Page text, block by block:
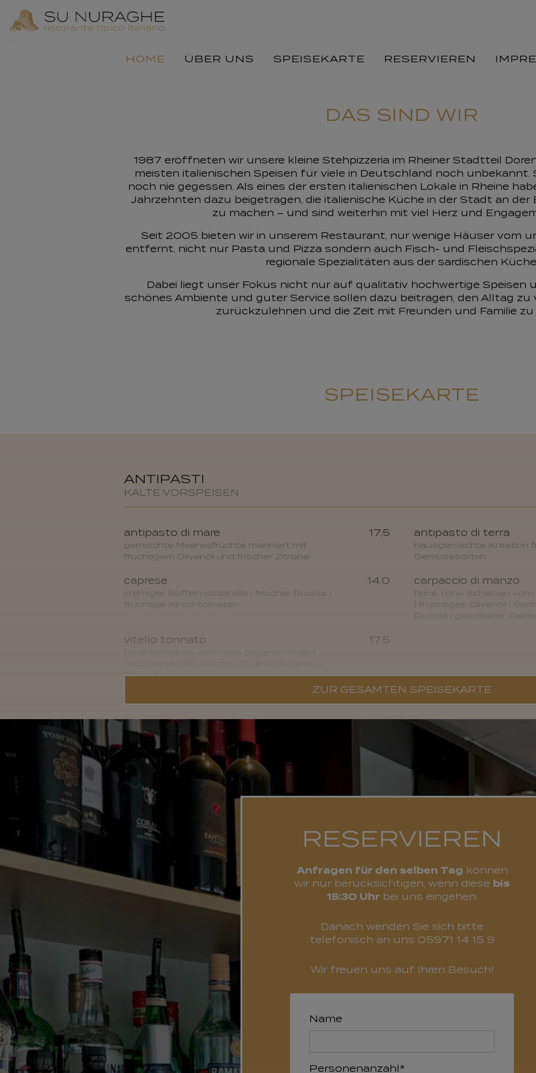
Navigation
HOME ÜBER UNS SPEISEKARTE RESERVIEREN
DAS SIND WIR
1987 eröffneten wir unsere kleine Stehpizzeria im Rheiner Stadtteil
meisten italienischen Speisen für viele in Deutschland noch unbekannt.
noch nie gegessen. Als eines der ersten italienischen Lokale in Rheine
Jahrzehnten dazu beigetragen, die italienische Küche in der Stadt an
zu machen – und sind weiterhin mit viel Herz und
Seit 2005 bieten wir in unserem Restaurant, nur wenige Häuser vom
entfernt, nicht nur Pasta und Pizza sondern auch Fisch- und
regionale Spezialitäten aus der sardischen
Dabei liegt unser Fokus nicht nur auf qualitativ hochwertige Speisen
schönes Ambiente und guter Service sollen dazu beitragen, den Alltag
zurückzulehnen und die Zeit mit Freunden und Familie zu
SPEISEKARTE
ANTIPASTI
KALTE VORSPEISEN
antipasto di mare
gemischte Meeresfrüchte mariniert mit
fruchtigem Olivenöl und frischer Zitrone
17,5 antipasto di terra
hausgemachte Kreation
Gemüsesorten
caprese
cremiger Büffelmozzarella | frischer Rucola |
fruchtige Kirschtomaten
14,0 carpaccio di manzo
feine, rohe Scheiben
| fruchtiges Olivenöl |
vitello tonnato
Kapern
17,5
ZUR GESAMTEN SPEISEKARTE
RESERVIEREN
Anfragen für den selben Tag können
wir nur berücksichtigen, wenn diese bis
15:30 Uhrbei uns eingehen.
Danach wenden Sie sich bitte
telefonisch an uns 05971 14 15 9
Wir freuen uns auf Ihren Besuch!
Name
Pflichtfeld
Personenanzahl *